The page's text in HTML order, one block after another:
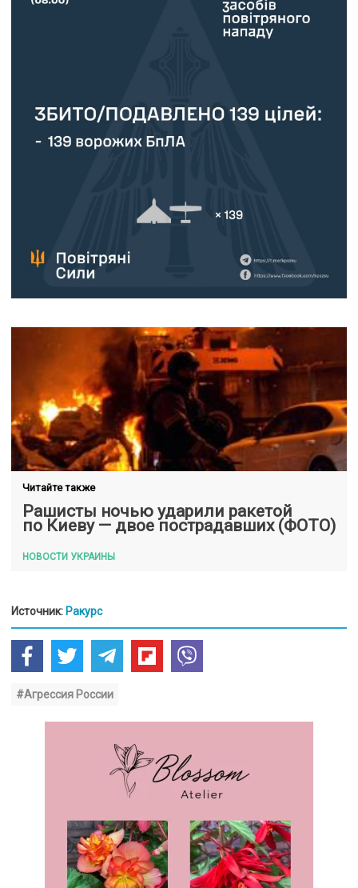
Читайте также
Рашисты ночью ударили ракетой
по Киеву — двое пострадавших (ФОТО)
НОВОСТИ УКРАИНЫ
Источник: Ракурс
#Агрессия России